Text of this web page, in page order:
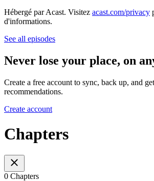
Hébergé par Acast. Visitez acast.com/privacy
d'informations.
See all episodes
Never lose your place, on
Create a free account to sync, back up, and
recommendations.
Create account
Chapters
0 Chapters